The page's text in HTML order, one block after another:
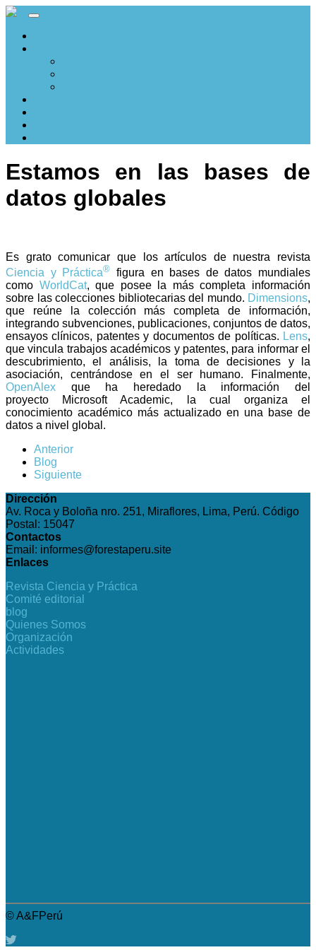
Estamos en las bases de
datos globales
Es grato comunicar que los artículos de nuestra revista
Ciencia y Práctica® figura en bases de datos mundiales
como WorldCat, que posee la más completa información
sobre las colecciones bibliotecarias del mundo. Dimensions,
que reúne la colección más completa de información,
integrando subvenciones, publicaciones, conjuntos de datos,
ensayos clínicos, patentes y documentos de políticas. Lens,
que vincula trabajos académicos y patentes, para informar el
descubrimiento, el análisis, la toma de decisiones y la
asociación, centrándose en el ser humano. Finalmente,
OpenAlex que ha heredado la información del
proyecto Microsoft Academic, la cual organiza el
conocimiento académico más actualizado en una base de
datos a nivel global.
Anterior
Blog
Siguiente
Dirección
Av. Roca y Boloña nro. 251, Miraflores, Lima, Perú. Código
Postal: 15047
Contactos
Email: informes@forestaperu.site
Enlaces
Revista Ciencia y Práctica
Comité editorial
blog
Quienes Somos
Organización
Actividades
© A&FPerú